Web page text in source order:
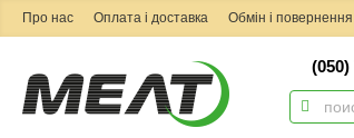
Про нас Оплата і доставка Обмін і повернення
(050)